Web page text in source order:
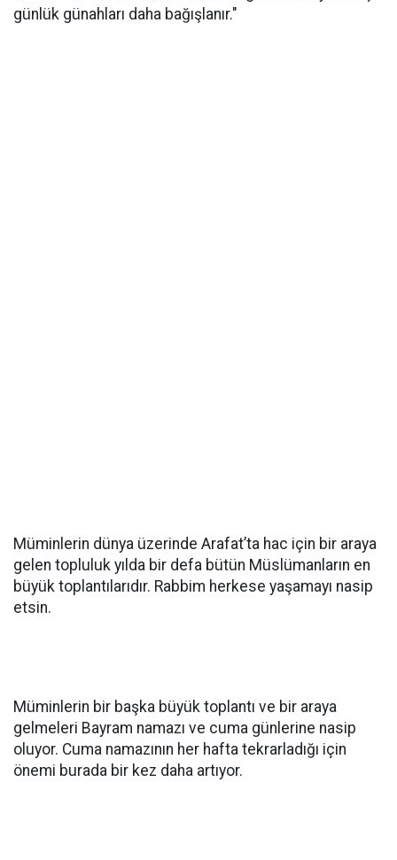
günlük günahları daha bağışlanır."
Müminlerin dünya üzerinde Arafat’ta hac için bir araya
gelen topluluk yılda bir defa bütün Müslümanların en
büyük toplantılarıdır. Rabbim herkese yaşamayı nasip
etsin.
Müminlerin bir başka büyük toplantı ve bir araya
gelmeleri Bayram namazı ve cuma günlerine nasip
oluyor. Cuma namazının her hafta tekrarladığı için
önemi burada bir kez daha artıyor.